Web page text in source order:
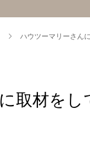
ハウツーマリーさん
取材をし